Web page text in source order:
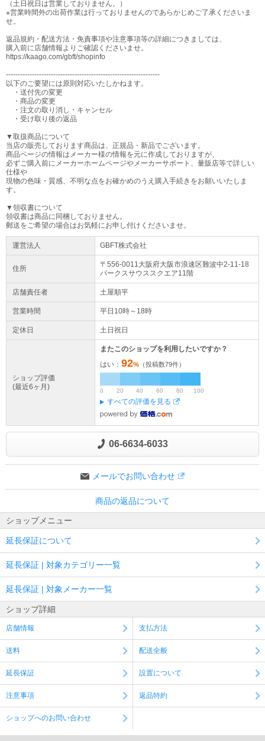
（土日祝日は営業しておりません。）
※営業時間外の出荷作業は行っておりませんのであらかじめご了承くださいま
せ。
返品規約・配送方法・免責事項や注意事項等の詳細につきましては、
購入前に店舗情報よりご確認くださいませ。
https://kaago.com/gbft/shopinfo
-----------------------------------------------------------------
以下のご要望には原則対応いたしかねます。
・送付先の変更
・商品の変更
・注文の取り消し・キャンセル
・受け取り後の返品
▼取扱商品について
当店の販売しております商品は、正規品・新品でございます。
商品ページの情報はメーカー様の情報を元に作成しておりますが、
必ずご購入前にメーカーホームページやメーカーサポート、量販店等で詳しい
仕様や
現物の色味・質感、不明な点をお確かめのうえ購入手続きをお願いいたしま
す。
▼領収書について
領収書は商品に同梱しておりません。
郵送をご希望の場合はお気軽にお申し付けくださいませ。
運営法人 GBFT株式会社
住所 〒556-0011大阪府大阪市浪速区難波中2-11-18
パークスサウススクエア11階
店舗責任者 土屋順平
営業時間 平日10時～18時
定休日 土日祝日
ショップ評価
(最近6ヶ月)
またこのショップを利用したいですか？
はい： 92% （投稿数79件）
0 20 40 60 80 100
すべての評価を見る
06-6634-6033
メールでお問い合わせ
商品の返品について
ショップメニュー
延長保証について
延長保証 | 対象カテゴリー一覧
延長保証 | 対象メーカー一覧
ショップ詳細
店舗情報 支払方法
送料 配送全般
延長保証 設置について
注意事項 返品特約
ショップへのお問い合わせ